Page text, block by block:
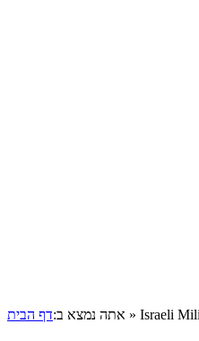
אתה נמצא ב:דף הבית » Israeli